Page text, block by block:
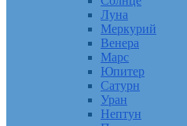
Луна
Меркурий
Венера
Марс
Юпитер
Сатурн
Уран
Нептун